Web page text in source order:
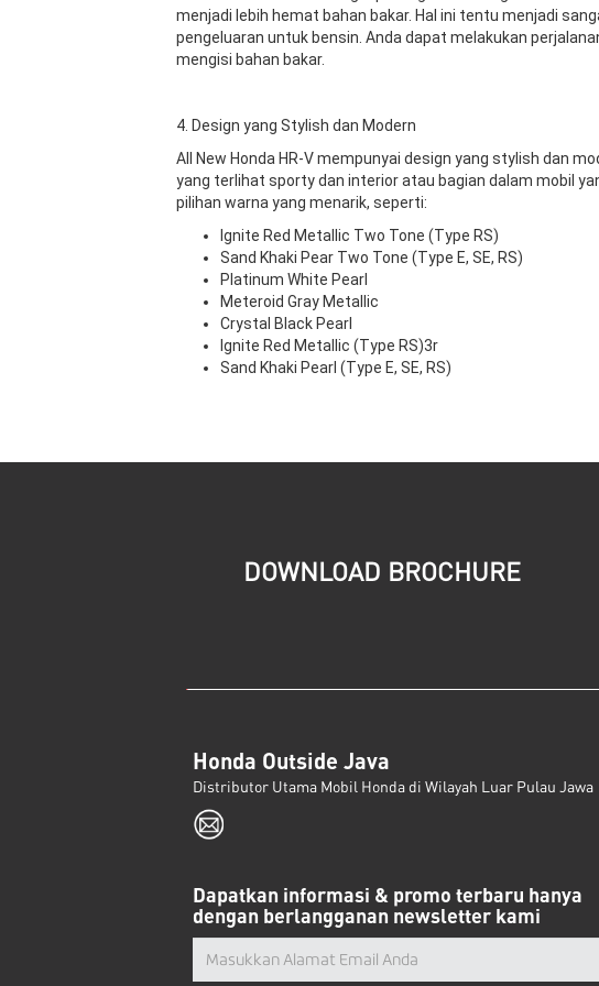
menjadi lebih hemat bahan bakar. Hal ini tentu menjadi
pengeluaran untuk bensin. Anda dapat melakukan
mengisi bahan bakar.
4. Design yang Stylish dan Modern
All New Honda HR-V mempunyai design yang stylish dan
yang terlihat sporty dan interior atau bagian dalam mobil
pilihan warna yang menarik, seperti:
Ignite Red Metallic Two Tone (Type RS)
Sand Khaki Pear Two Tone (Type E, SE, RS)
Platinum White Pearl
Meteroid Gray Metallic
Crystal Black Pearl
Ignite Red Metallic (Type RS)3r
Sand Khaki Pearl (Type E, SE, RS)
DOWNLOAD BROCHURE
Honda Outside Java
Distributor Utama Mobil Honda di Wilayah Luar Pulau Jawa
Dapatkan informasi & promo terbaru hanya
dengan berlangganan newsletter kami